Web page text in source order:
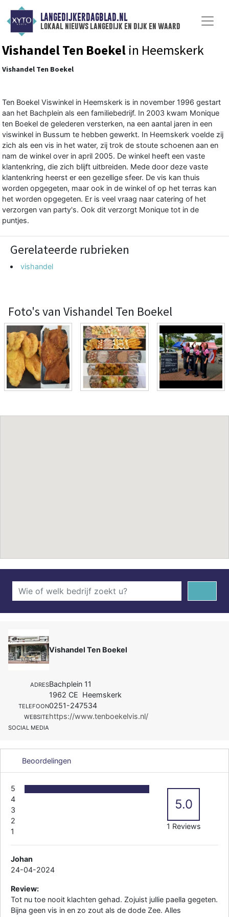
LANGEDIJKERDAGBLAD.NL
lokaal nieuws langedijk en dijk en waard
Vishandel Ten Boekel in Heemskerk
Vishandel Ten Boekel
Ten Boekel Viswinkel in Heemskerk is in november 1996 gestart
aan het Bachplein als een familiebedrijf. In 2003 kwam Monique
ten Boekel de gelederen versterken, na een aantal jaren in een
viswinkel in Bussum te hebben gewerkt. In Heemskerk voelde zij
zich als een vis in het water, zij trok de stoute schoenen aan en
nam de winkel over in april 2005. De winkel heeft een vaste
klantenkring, die zich blijft uitbreiden. Mede door deze vaste
klantenkring heerst er een gezellige sfeer. De vis kan thuis
worden opgegeten, maar ook in de winkel of op het terras kan
het worden opgegeten. Er is veel vraag naar catering of het
verzorgen van party's. Ook dit verzorgt Monique tot in de
puntjes.
Gerelateerde rubrieken
vishandel
Foto's van Vishandel Ten Boekel
Vishandel Ten Boekel
ADRESBachplein 11
1962 CE Heemskerk
TELEFOON0251-247534
WEBSITEhttps://www.tenboekelvis.nl/
SOCIAL MEDIA
Beoordelingen
5
4
3
2
1
5.0
1 Reviews
Johan
24-04-2024
Review:
Tot nu toe nooit klachten gehad. Zojuist jullie paella gegeten.
Bijna geen vis in en zo zout als de dode Zee. Alles